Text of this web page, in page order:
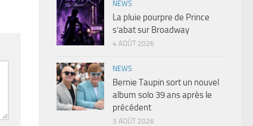
NEWS
La pluie pourpre de Prince
s’abat sur Broadway
4 AOÛT 2026
NEWS
Bernie Taupin sort un nouvel
album solo 39 ans après le
précédent
3 AOÛT 2026